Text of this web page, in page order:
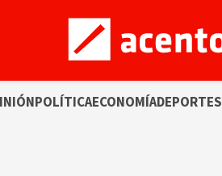
POLÍTICAECONOMÍADEPORTES